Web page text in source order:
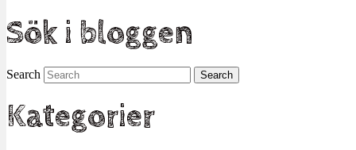
Sök i bloggen
Search
Kategorier